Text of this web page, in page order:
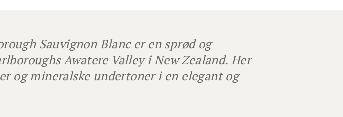
Sauvignon Blanc er en sprød og
Awatere Valley i New Zealand. Her
og mineralske undertoner i en elegant og